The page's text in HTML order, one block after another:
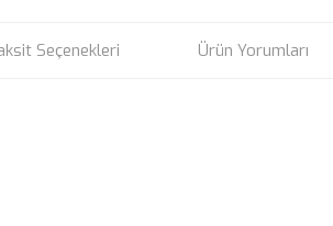
Seçenekleri Ürün Yorumları